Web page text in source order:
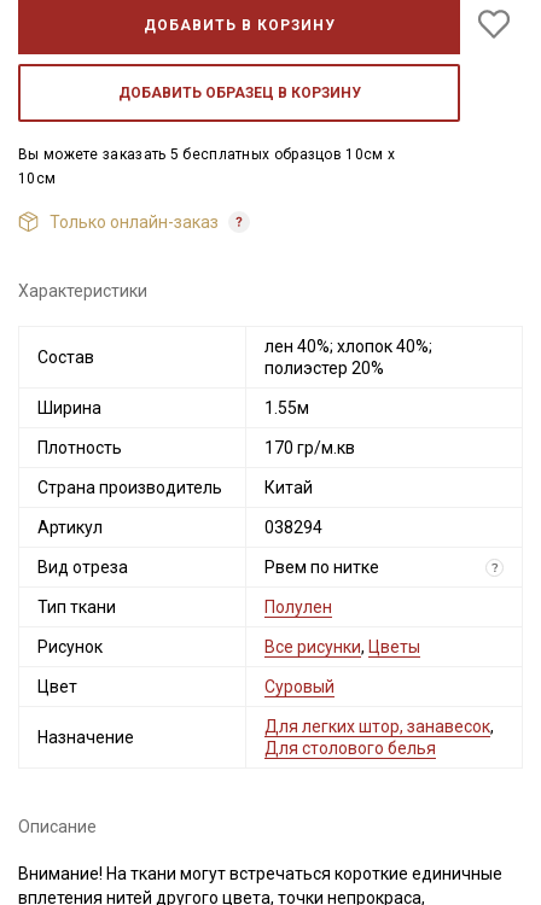
ДОБАВИТЬ В КОРЗИНУ
ДОБАВИТЬ ОБРАЗЕЦ В КОРЗИНУ
Вы можете заказать 5 бесплатных образцов 10см x
10см
Только онлайн-заказ
Характеристики
Состав
лен 40%; хлопок 40%;
полиэстер 20%
Ширина 1.55м
Плотность 170 гр/м.кв
Страна производитель Китай
Артикул 038294
Вид отреза Рвем по нитке ?
Тип ткани Полулен
Рисунок Все рисунки, Цветы
Цвет Суровый
Назначение
Для легких штор, занавесок,
Для столового белья
Описание
Внимание! На ткани могут встречаться короткие единичные
вплетения нитей другого цвета, точки непрокраса,